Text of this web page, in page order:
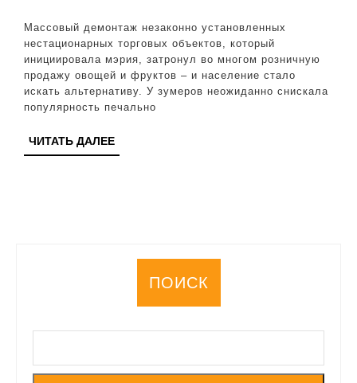
овощебазу
№4.
Но
есть
нюансы
Массовый демонтаж незаконно установленных
нестационарных торговых объектов, который
инициировала мэрия, затронул во многом розничную
продажу овощей и фруктов – и население стало
искать альтернативу. У зумеров неожиданно снискала
популярность печально
ЧИТАТЬ ДАЛЕЕЧИТАТЬ
ДАЛЕЕ
ПОИСК